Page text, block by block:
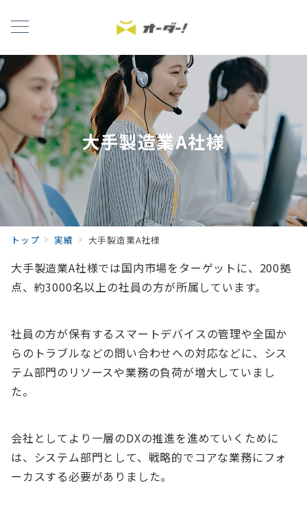
大手製造業A社様
トップ 実績 大手製造業A社様
大手製造業A社様では国内市場をターゲットに、200拠
点、約3000名以上の社員の方が所属しています。
社員の方が保有するスマートデバイスの管理や全国か
らのトラブルなどの問い合わせへの対応などに、シス
テム部門のリソースや業務の負荷が増大していまし
た。
会社としてより一層のDXの推進を進めていくために
は、システム部門として、戦略的でコアな業務にフォ
ーカスする必要がありました。